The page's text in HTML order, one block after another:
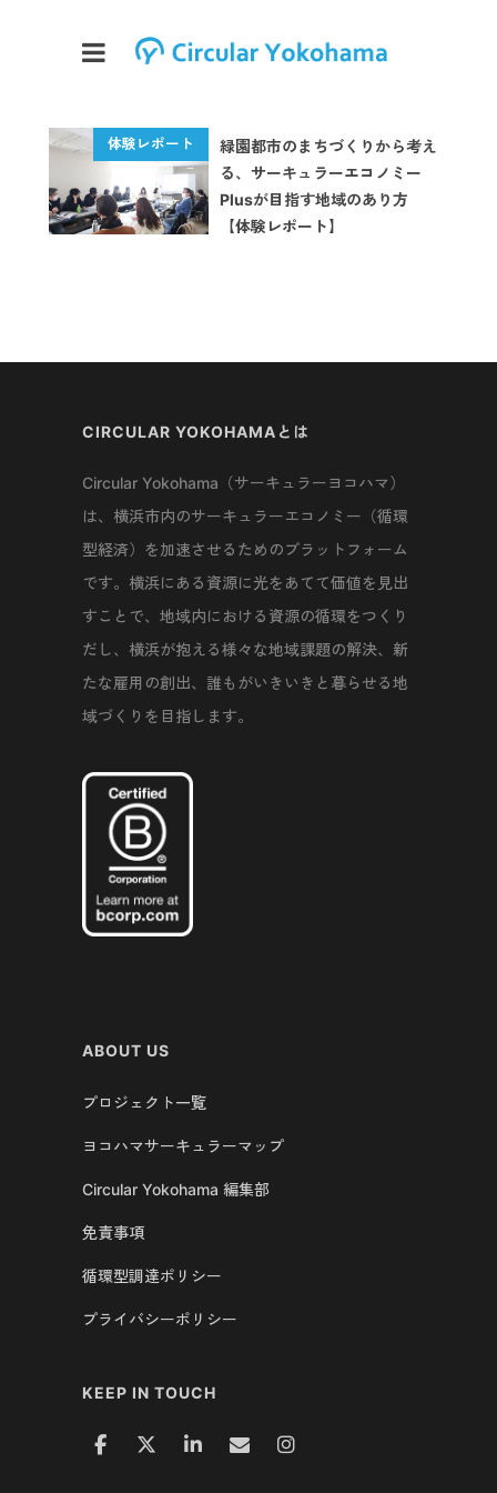
緑園都市のまちづくりから考え
る、サーキュラーエコノミー
Plusが目指す地域のあり方
【体験レポート】
CIRCULAR YOKOHAMAとは
Circular Yokohama（サーキュラーヨコハマ）
は、横浜市内のサーキュラーエコノミー（循環
型経済）を加速させるためのプラットフォーム
です。横浜にある資源に光をあてて価値を見出
すことで、地域内における資源の循環をつくり
だし、横浜が抱える様々な地域課題の解決、新
たな雇用の創出、誰もがいきいきと暮らせる地
域づくりを目指します。
ABOUT US
プロジェクト一覧
ヨコハマサーキュラーマップ
Circular Yokohama 編集部
免責事項
循環型調達ポリシー
プライバシーポリシー
KEEP IN TOUCH